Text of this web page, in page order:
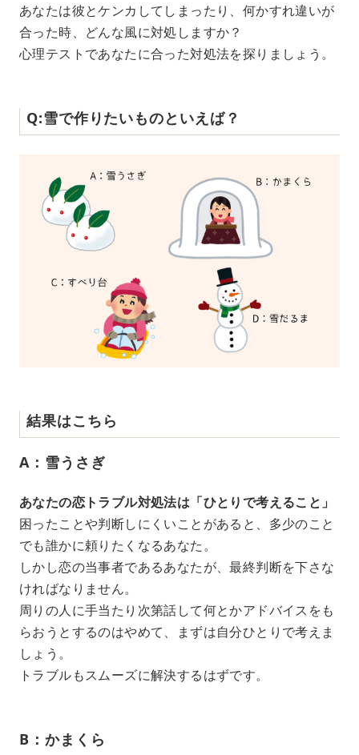
あなたは彼とケンカしてしまったり、何かすれ違いが
合った時、どんな風に対処しますか？
心理テストであなたに合った対処法を探りましょう。
Q:雪で作りたいものといえば？
結果はこちら
A：雪うさぎ
あなたの恋トラブル対処法は「ひとりで考えること」
困ったことや判断しにくいことがあると、多少のこと
でも誰かに頼りたくなるあなた。
しかし恋の当事者であるあなたが、最終判断を下さな
ければなりません。
周りの人に手当たり次第話して何とかアドバイスをも
らおうとするのはやめて、まずは自分ひとりで考えま
しょう。
トラブルもスムーズに解決するはずです。
B：かまくら